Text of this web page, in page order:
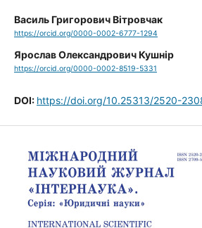
Василь Григорович Вітровчак
https://orcid.org/0000-0002-6777-1294
Ярослав Олександрович Кушнір
https://orcid.org/0000-0002-8519-5331
DOI: https://doi.org/10.25313/2520-